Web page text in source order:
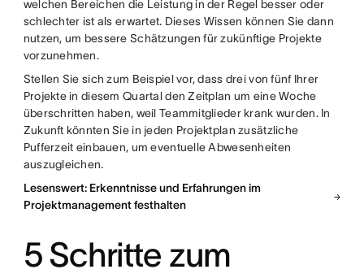
welchen Bereichen die Leistung in der Regel besser oder
schlechter ist als erwartet. Dieses Wissen können Sie dann
nutzen, um bessere Schätzungen für zukünftige Projekte
vorzunehmen.
Stellen Sie sich zum Beispiel vor, dass drei von fünf Ihrer
Projekte in diesem Quartal den Zeitplan um eine Woche
überschritten haben, weil Teammitglieder krank wurden. In
Zukunft könnten Sie in jeden Projektplan zusätzliche
Pufferzeit einbauen, um eventuelle Abwesenheiten
auszugleichen.
Lesenswert: Erkenntnisse und Erfahrungen im
Projektmanagement festhalten
5 Schritte zum